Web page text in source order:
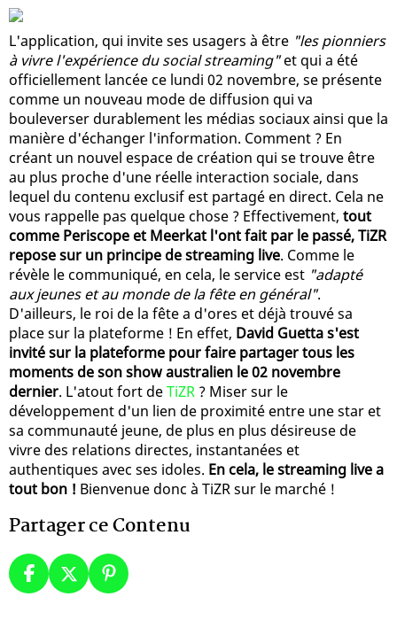
L'application, qui invite ses usagers à être "les pionniers
à vivre l'expérience du social streaming"et qui a été
officiellement lancée ce lundi 02 novembre, se présente
comme un nouveau mode de diffusion qui va
bouleverser durablement les médias sociaux ainsi que la
manière d'échanger l'information. Comment ? En
créant un nouvel espace de création qui se trouve être
au plus proche d'une réelle interaction sociale, dans
lequel du contenu exclusif est partagé en direct. Cela ne
vous rappelle pas quelque chose ? Effectivement, tout
comme Periscope et Meerkat l'ont fait par le passé, TiZR
repose sur un principe de streaming live. Comme le
révèle le communiqué, en cela, le service est "adapté
aux jeunes et au monde de la fête en général".
D'ailleurs, le roi de la fête a d'ores et déjà trouvé sa
place sur la plateforme ! En effet, David Guetta s'est
invité sur la plateforme pour faire partager tous les
moments de son show australien le 02 novembre
dernier. L'atout fort deTiZR ? Miser sur le
développement d'un lien de proximité entre une star et
sa communauté jeune, de plus en plus désireuse de
vivre des relations directes, instantanées et
authentiques avec ses idoles. En cela, le streaming live a
tout bon ! Bienvenue donc à TiZR sur le marché !
Partager ce Contenu